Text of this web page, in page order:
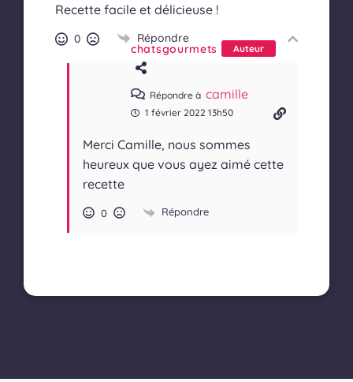
Recette facile et délicieuse !
0 Répondre
chatsgourmets Auteur
Répondre à camille
1 février 2022 13h50
Merci Camille, nous sommes
heureux que vous ayez aimé cette
recette
0 Répondre